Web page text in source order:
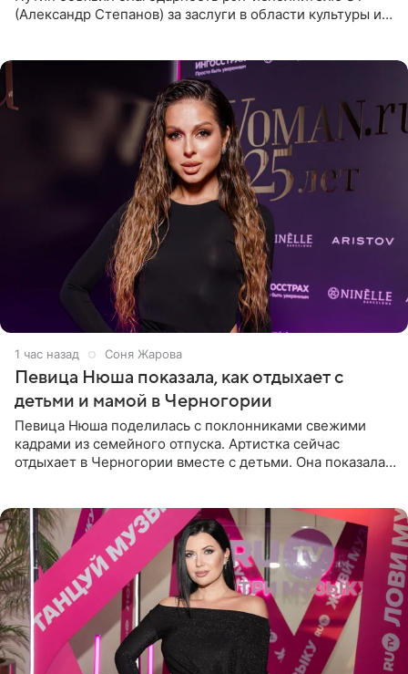
(Александр Степанов) за заслуги в области культуры и
1 час назад Соня Жарова
Певица Нюша показала, как отдыхает с
детьми и мамой в Черногории
Певица Нюша поделилась с поклонниками свежими
кадрами из семейного отпуска. Артистка сейчас
отдыхает в Черногории вместе с детьми. Она показала,